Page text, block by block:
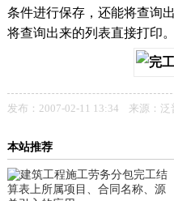
条件进行保存，还能将查询
将查询出来的列表直接打印。
发布：2007-02-11 13:34 来源：
本站推荐